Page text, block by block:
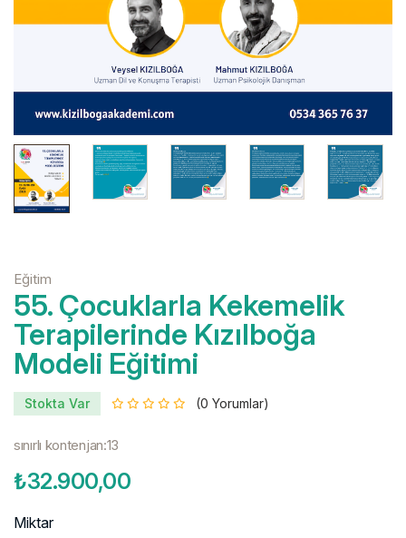
Eğitim
55. Çocuklarla Kekemelik
Terapilerinde Kızılboğa
Modeli Eğitimi
Stokta Var (0 Yorumlar)
sınırlı kontenjan:13
₺32.900,00
Miktar